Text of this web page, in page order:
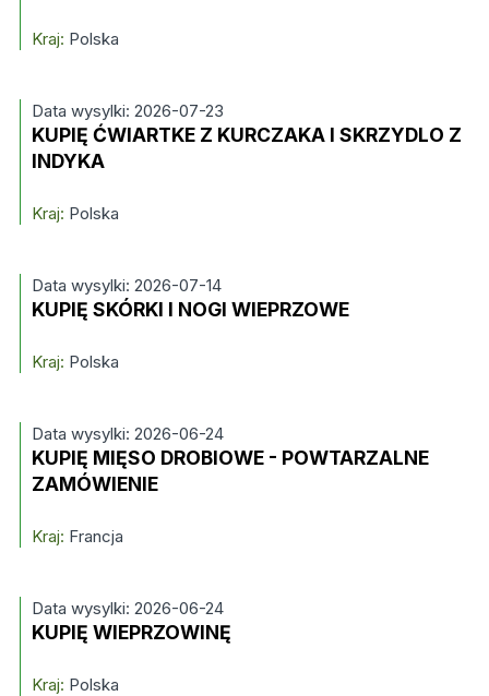
Kraj: Polska
Data wysylki: 2026-07-23
KUPIĘ ĆWIARTKE Z KURCZAKA I SKRZYDLO Z
INDYKA
Kraj: Polska
Data wysylki: 2026-07-14
KUPIĘ SKÓRKI I NOGI WIEPRZOWE
Kraj: Polska
Data wysylki: 2026-06-24
KUPIĘ MIĘSO DROBIOWE - POWTARZALNE
ZAMÓWIENIE
Kraj: Francja
Data wysylki: 2026-06-24
KUPIĘ WIEPRZOWINĘ
Kraj: Polska